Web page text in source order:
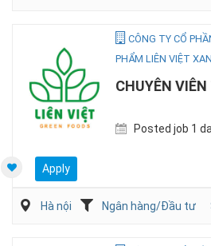
CÔNG TY CỔ
PHẨM LIÊN VIỆT
CHUYÊN
Posted job 1
Apply
Hà nội Ngân hàng/Đầu tư